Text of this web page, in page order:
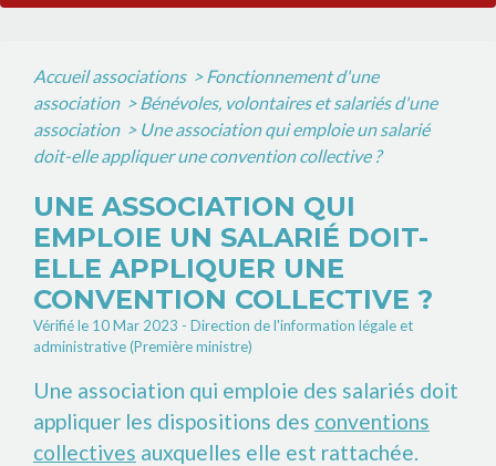
Accueil associations > Fonctionnement d'une
association > Bénévoles, volontaires et salariés d'une
association > Une association qui emploie un salarié
doit-elle appliquer une convention collective ?
UNE ASSOCIATION QUI
EMPLOIE UN SALARIÉ DOIT-
ELLE APPLIQUER UNE
CONVENTION COLLECTIVE ?
Vérifié le 10 Mar 2023 - Direction de l'information légale et
administrative (Première ministre)
Une association qui emploie des salariés doit
appliquer les dispositions des conventions
collectives auxquelles elle est rattachée.